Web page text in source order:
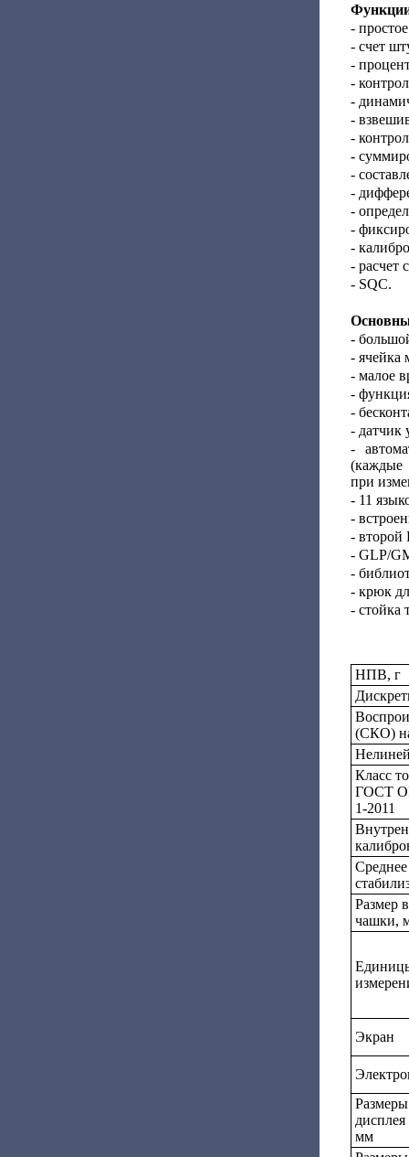
-
- счет
-
-
-
-
-
-
-
-
-
-
-
- расчет
- SQC.
-
- ячейка
- малое
-
-
- датчик
-
(каждые
при
- 11
-
- второй
- GLP/
-
- крюк
- стойка
НПВ, г
(СКО)
Класс
ГОСТ
1-2011
Размер
чашки,
Экран
мм